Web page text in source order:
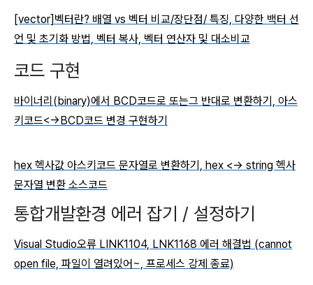
[vector]벡터란? 배열 vs 벡터 비교/장단점/ 특징, 다양한 백터 선
언 및 초기화 방법, 벡터 복사, 벡터 연산자 및 대소비교
코드 구현
바이너리(binary)에서 BCD코드로 또는그 반대로 변환하기, 아스
키코드<->BCD코드 변경 구현하기
hex 헥사값 아스키코드 문자열로 변환하기, hex <-> string 헥사
문자열 변환 소스코드
통합개발환경 에러 잡기 / 설정하기
Visual Studio오류 LINK1104, LNK1168 에러 해결법 (cannot
open file, 파일이 열려있어~, 프로세스 강제 종료)